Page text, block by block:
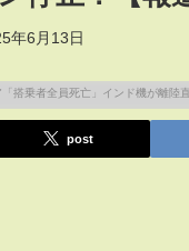
年6月13日
post